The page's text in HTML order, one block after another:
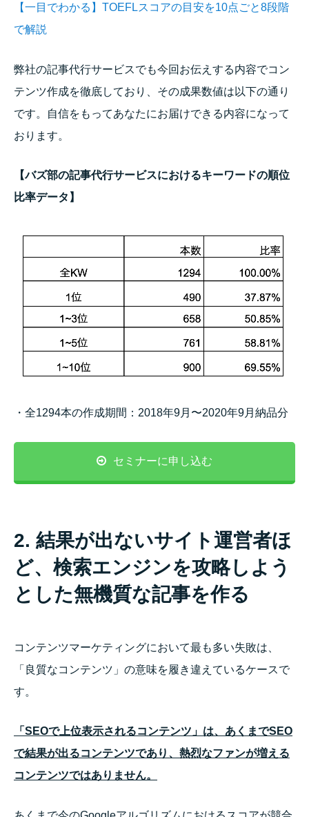
【一目でわかる】TOEFLスコアの目安を10点ごと8段階
で解説
弊社の記事代行サービスでも今回お伝えする内容でコン
テンツ作成を徹底しており、その成果数値は以下の通り
です。自信をもってあなたにお届けできる内容になって
おります。
【バズ部の記事代行サービスにおけるキーワードの順位
比率データ】
・全1294本の作成期間：2018年9月〜2020年9月納品分
セミナーに申し込む
2. 結果が出ないサイト運営者ほ
ど、検索エンジンを攻略しよう
とした無機質な記事を作る
コンテンツマーケティングにおいて最も多い失敗は、
「良質なコンテンツ」の意味を履き違えているケースで
す。
「SEOで上位表示されるコンテンツ」は、あくまでSEO
で結果が出るコンテンツであり、熱烈なファンが増える
コンテンツではありません。